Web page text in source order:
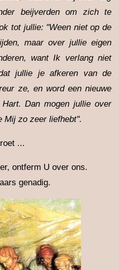
beijverden om zich te
tot jullie: "Ween niet op de
maar over jullie eigen
want Ik verlang niet
jullie je afkeren van de
ze, en word een nieuwe
Dan mogen jullie over
Mij zo zeer liefhebt".
...
ontferm U over ons.
genadig.